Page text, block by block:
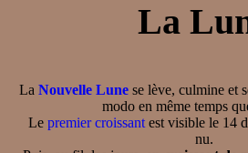
La
La Nouvelle Lune se lève, culmine et
modo en même temps
Le premier croissantest visible le 14
nu.